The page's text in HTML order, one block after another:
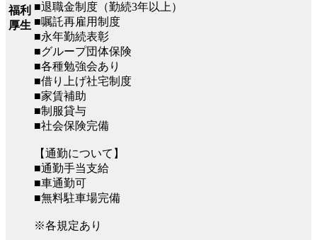
福利
厚生
■退職金制度（勤続3年以上）
■嘱託再雇用制度
■永年勤続表彰
■グループ団体保険
■各種勉強会あり
■借り上げ社宅制度
■家賃補助
■制服貸与
■社会保険完備
【通勤について】
■通勤手当支給
■車通勤可
■無料駐車場完備
※各規定あり